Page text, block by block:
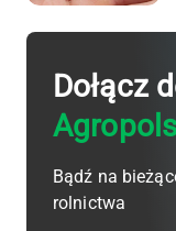
Dołącz
Bądź na
rolnictwa